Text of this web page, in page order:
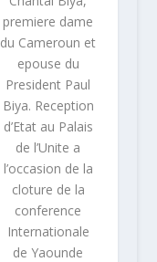
premiere dame
du Cameroun et
epouse du
President Paul
Biya. Reception
d’Etat au Palais
de l’Unite a
l’occasion de la
cloture de la
conference
Internationale
de Yaounde